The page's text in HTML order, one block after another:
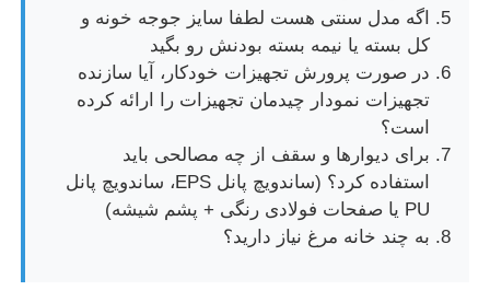
اگه مدل سنتی هست لطفا سایز جوجه خونه و
کل بسته یا نیمه بسته بودنش رو بگید
در صورت پرورش تجهیزات خودکار، آیا سازنده
تجهیزات نمودار چیدمان تجهیزات را ارائه کرده
است؟
برای دیوارها و سقف از چه مصالحی باید
استفاده کرد؟ (ساندویچ پانل EPS، ساندویچ پانل
PU یا صفحات فولادی رنگی + پشم شیشه)
به چند خانه مرغ نیاز دارید؟